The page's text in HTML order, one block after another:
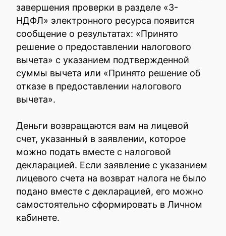
завершения проверки в разделе «3-
НДФЛ» электронного ресурса появится
сообщение о результатах: «Принято
решение о предоставлении налогового
вычета» с указанием подтвержденной
суммы вычета или «Принято решение об
отказе в предоставлении налогового
вычета».
Деньги возвращаются вам на лицевой
счет, указанный в заявлении, которое
можно подать вместе с налоговой
декларацией. Если заявление с указанием
лицевого счета на возврат налога не было
подано вместе с декларацией, его можно
самостоятельно сформировать в Личном
кабинете.